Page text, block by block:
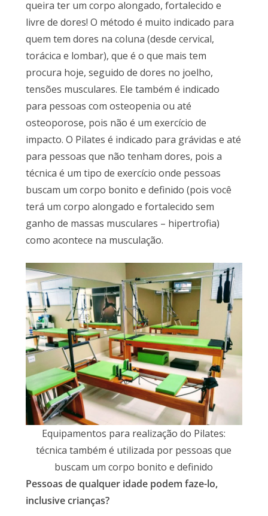
queira ter um corpo alongado, fortalecido e
livre de dores! O método é muito indicado para
quem tem dores na coluna (desde cervical,
torácica e lombar), que é o que mais tem
procura hoje, seguido de dores no joelho,
tensões musculares. Ele também é indicado
para pessoas com osteopenia ou até
osteoporose, pois não é um exercício de
impacto. O Pilates é indicado para grávidas e até
para pessoas que não tenham dores, pois a
técnica é um tipo de exercício onde pessoas
buscam um corpo bonito e definido (pois você
terá um corpo alongado e fortalecido sem
ganho de massas musculares – hipertrofia)
como acontece na musculação.
Equipamentos para realização do Pilates:
técnica também é utilizada por pessoas que
buscam um corpo bonito e definido
Pessoas de qualquer idade podem faze-lo,
inclusive crianças?